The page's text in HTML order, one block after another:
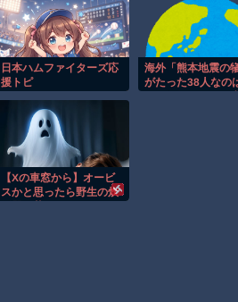
い
【
【
（
日本ハムファイターズ応
援トピ
海外「熊本地震の
がたった38人なの
【Xの車窓から】オービ
スかと思ったら野生の炊